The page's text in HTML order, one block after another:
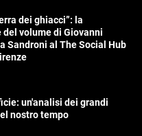
dei ghiacci”: la
volume di Giovanni
Sandroni al The Social Hub
un'analisi dei grandi
nostro tempo